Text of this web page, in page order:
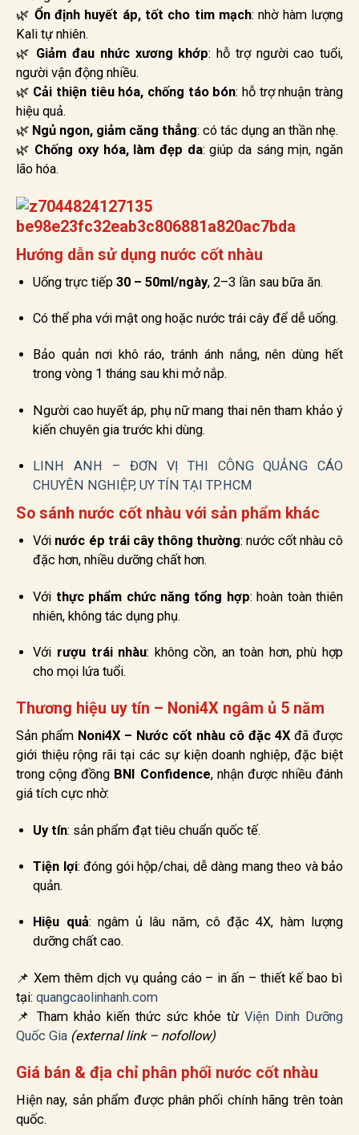
🌿 Ổn định huyết áp, tốt cho tim mạch: nhờ hàm lượng
Kali tự nhiên.
🌿 Giảm đau nhức xương khớp: hỗ trợ người cao tuổi,
người vận động nhiều.
🌿 Cải thiện tiêu hóa, chống táo bón: hỗ trợ nhuận tràng
hiệu quả.
🌿 Ngủ ngon, giảm căng thẳng: có tác dụng an thần nhẹ.
🌿 Chống oxy hóa, làm đẹp da: giúp da sáng mịn, ngăn
lão hóa.
Hướng dẫn sử dụng nước cốt nhàu
Uống trực tiếp30 – 50ml/ngày, 2–3 lần sau bữa ăn.
Có thể pha với mật ong hoặc nước trái cây để dễ uống.
Bảo quản nơi khô ráo, tránh ánh nắng, nên dùng hết
trong vòng 1 tháng sau khi mở nắp.
Người cao huyết áp, phụ nữ mang thai nên tham khảo ý
kiến chuyên gia trước khi dùng.
LINH ANH – ĐƠN VỊ THI CÔNG QUẢNG CÁO
CHUYÊN NGHIỆP, UY TÍN TẠI TP.HCM
So sánh nước cốt nhàu với sản phẩm khác
Với nước ép trái cây thông thường: nước cốt nhàu cô
đặc hơn, nhiều dưỡng chất hơn.
Với thực phẩm chức năng tổng hợp: hoàn toàn thiên
nhiên, không tác dụng phụ.
Với rượu trái nhàu: không cồn, an toàn hơn, phù hợp
cho mọi lứa tuổi.
Thương hiệu uy tín – Noni4X ngâm ủ 5 năm
Sản phẩm Noni4X – Nước cốt nhàu cô đặc 4X đã được
giới thiệu rộng rãi tại các sự kiện doanh nghiệp, đặc biệt
trong cộng đồng BNI Confidence, nhận được nhiều đánh
giá tích cực nhờ:
Uy tín: sản phẩm đạt tiêu chuẩn quốc tế.
Tiện lợi: đóng gói hộp/chai, dễ dàng mang theo và bảo
quản.
Hiệu quả: ngâm ủ lâu năm, cô đặc 4X, hàm lượng
dưỡng chất cao.
📌 Xem thêm dịch vụ quảng cáo – in ấn – thiết kế bao bì
tại: quangcaolinhanh.com
📌 Tham khảo kiến thức sức khỏe từViện Dinh Dưỡng
Quốc Gia (external link – nofollow)
Giá bán & địa chỉ phân phối nước cốt nhàu
Hiện nay, sản phẩm được phân phối chính hãng trên toàn
quốc.